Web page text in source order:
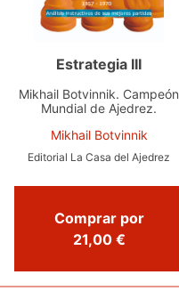
Estrategia III
Mikhail Botvinnik. Campeón
Mundial de Ajedrez.
Mikhail Botvinnik
Editorial La Casa del Ajedrez
Comprar por
21,00 €